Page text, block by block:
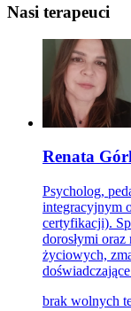
Nasi terapeuci
Renata
Psycholog,
integracyjnym
certyfikacji).
dorosłymi
życiowych,
brak wolnych